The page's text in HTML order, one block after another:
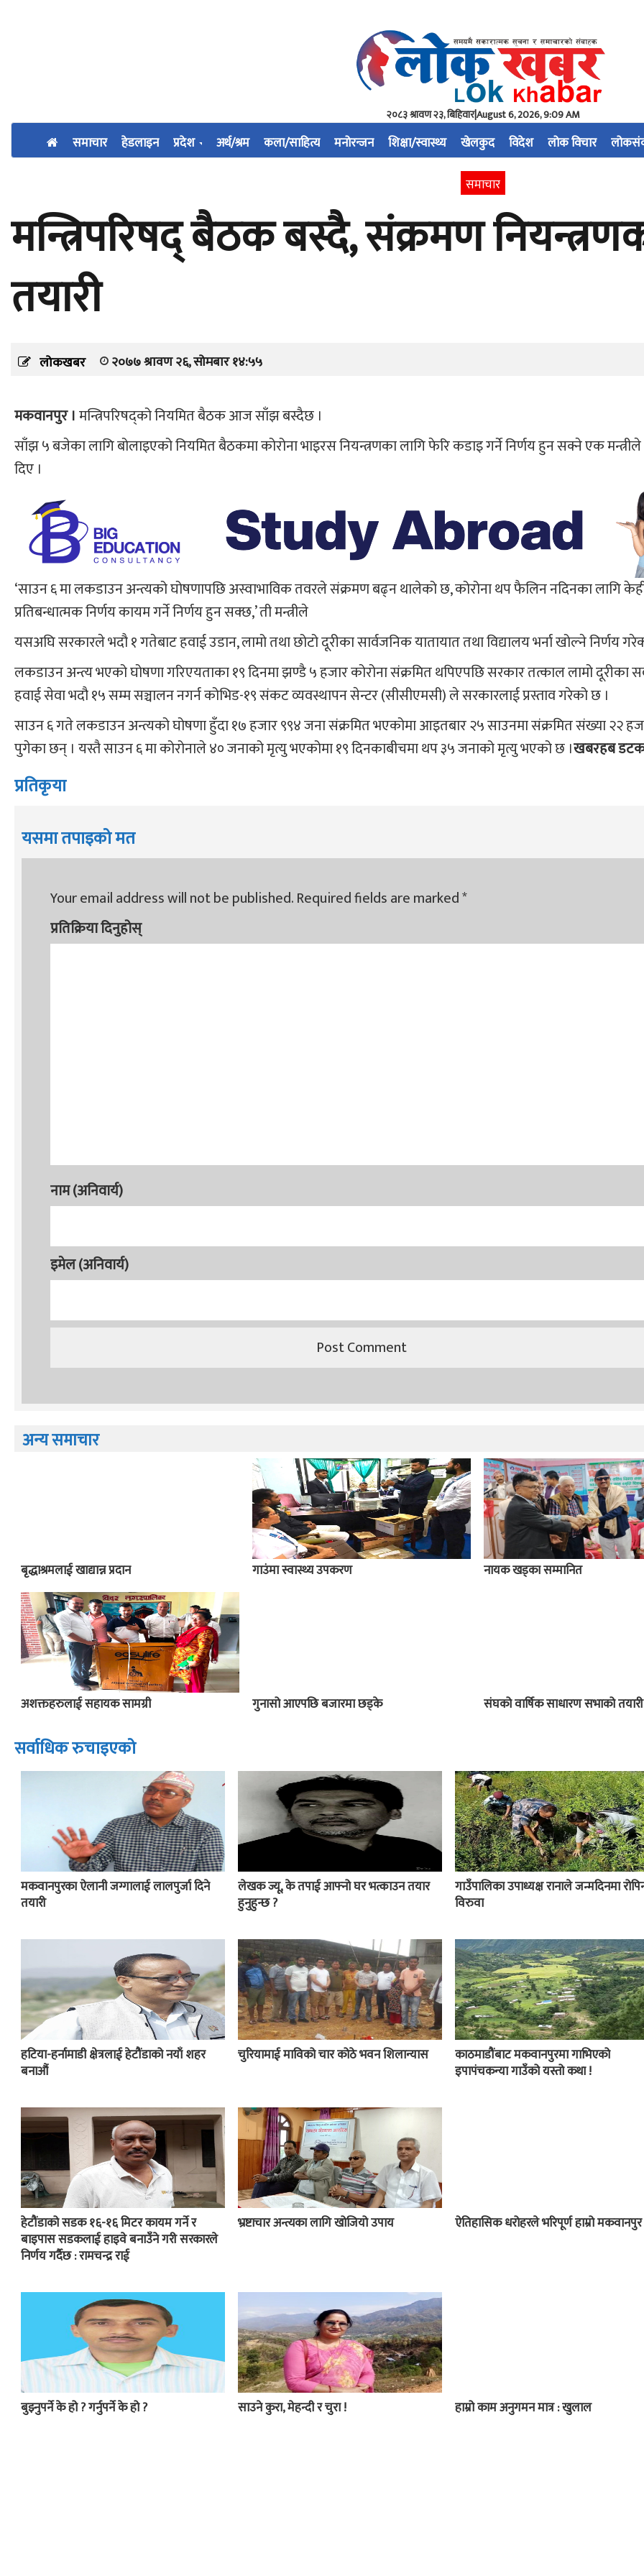
२०८३ श्रावण २३, बिहिवार|August 6, 2026, 9:09 AM
समाचार हेडलाइन प्रदेश अर्थ/श्रम कला/साहित्य मनोरन्जन शिक्षा/स्वास्थ्य खेलकुद विदेश लोक विचार
समाचार
मन्त्रिपरिषद् बैठक बस्दै, संक्रमण
तयारी
लोकखबर २०७७ श्रावण २६, सोमबार १४:५५
मकवानपुर ।मन्त्रिपरिषद्को नियमित बैठक आज साँझ बस्दैछ ।
साँझ ५ बजेका लागि बोलाइएको नियमित बैठकमा कोरोना भाइरस नियन्त्रणका लागि फेरि कडाइ गर्ने निर्णय हुन सक्ने एक
दिए ।
‘साउन ६ मा लकडाउन अन्त्यको घोषणापछि अस्वाभाविक तवरले संक्रमण बढ्न थालेको छ, कोरोना थप फैलिन नदिनका लागि
प्रतिबन्धात्मक निर्णय कायम गर्ने निर्णय हुन सक्छ,’ ती मन्त्रीले
यसअघि सरकारले भदौ १ गतेबाट हवाई उडान, लामो तथा छोटो दूरीका सार्वजनिक यातायात तथा विद्यालय भर्ना खोल्ने निर्णय
लकडाउन अन्त्य भएको घोषणा गरिएयताका १९ दिनमा झण्डै ५ हजार कोरोना संक्रमित थपिएपछि सरकार तत्काल लामो दूरीका
हवाई सेवा भदौ १५ सम्म सञ्चालन नगर्न कोभिड-१९ संकट व्यवस्थापन सेन्टर (सीसीएमसी) ले सरकारलाई प्रस्ताव गरेको छ ।
साउन ६ गते लकडाउन अन्त्यको घोषणा हुँदा १७ हजार ९९४ जना संक्रमित भएकोमा आइतबार २५ साउनमा संक्रमित संख्या २२
पुगेका छन् । यस्तै साउन ६ मा कोरोनाले ४० जनाको मृत्यु भएकोमा १९ दिनकाबीचमा थप ३५ जनाको मृत्यु भएको छ ।खबरहब
प्रतिकृया
यसमा तपाइको मत
Your email address will not be published.Required fields are marked*
प्रतिक्रिया दिनुहोस्
नाम (अनिवार्य)
इमेल (अनिवार्य)
अन्य समाचार
बृद्धाश्रमलाई खाद्यान्न प्रदान गाउंमा स्वास्थ्य उपकरण नायक खड्का सम्मानित
अशक्तहरुलाई सहायक सामग्री गुनासो आएपछि बजारमा छड्के संघको वार्षिक साधारण सभाको तयारी
सर्वाधिक रुचाइएको
मकवानपुरका ऐलानी जग्गालाई लालपुर्जा दिने
तयारी
लेखक ज्यू, के तपाई आफ्नो घर भत्काउन तयार
हुनुहुन्छ ?
गाउँपालिका उपाध्यक्ष रानाले जन्मदिनमा
विरुवा
हटिया-हर्नामाडी क्षेत्रलाई हेटौंडाको नयाँ शहर
बनाऔं
चुरियामाई माविको चार कोठे भवन शिलान्यास
काठमाडौंबाट मकवानपुरमा गाभिएको
इपापंचकन्या गाउँको यस्तो कथा !
हेटौंडाको सडक १६-१६ मिटर कायम गर्ने र
बाइपास सडकलाई हाइवे बनाउँने गरी सरकारले
निर्णय गर्दैछ : रामचन्द्र राई
भ्रष्टाचार अन्त्यका लागि खोजियो उपाय ऐतिहासिक धरोहरले भरिपूर्ण हाम्रो मकवानपुर
बुझ्नुपर्ने के हो ? गर्नुपर्ने के हो ? साउने कुरा, मेहन्दी र चुरा ! हाम्रो काम अनुगमन मात्र : खुलाल